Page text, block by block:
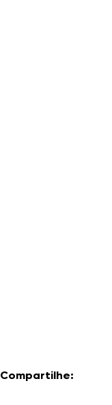
Compartilhe: